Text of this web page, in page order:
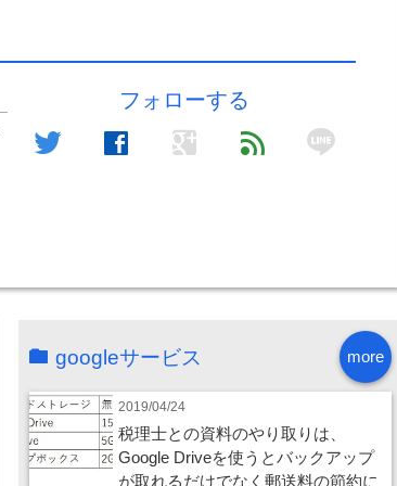
フォローする
twitter facebook google feed line
more
googleサービス
2019/04/24
税理士との資料のやり取りは、
Google Driveを使うとバックアップ
が取れるだけでなく郵送料の節約に